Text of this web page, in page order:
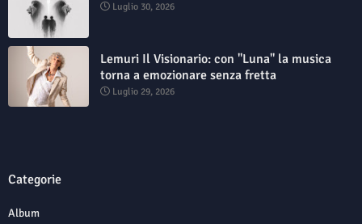
Luglio 30, 2026
Lemuri Il Visionario: con "Luna" la musica
torna a emozionare senza fretta
Luglio 29, 2026
Categorie
Album